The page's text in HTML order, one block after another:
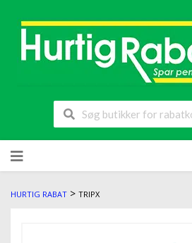
HURTIG RABAT > TRIPX